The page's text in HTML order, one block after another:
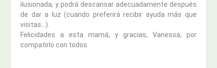
ilusionada, y podrá descansar adecuadamente después
de dar a luz (cuando preferirá recibir ayuda más que
visitas…).
Felicidades a esta mamá, y gracias, Vanessa, por
compatirlo con todos.